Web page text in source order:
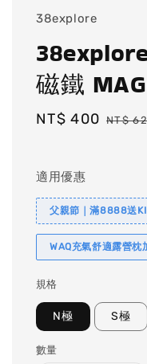
38explore
磁鐵
Sale
NT$ 400 NT$
適用優惠
父親節｜滿8888送
WAQ充氣舒適露營枕
規格
N極 S極
數量